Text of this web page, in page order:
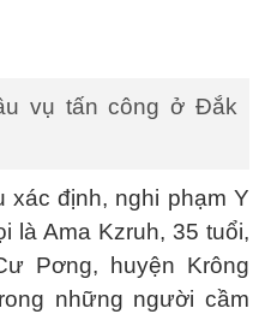
vụ tấn công ở Đắk
xác định, nghi phạm Y
là Ama Kzruh, 35 tuổi,
Pơng, huyện Krông
những người cầm